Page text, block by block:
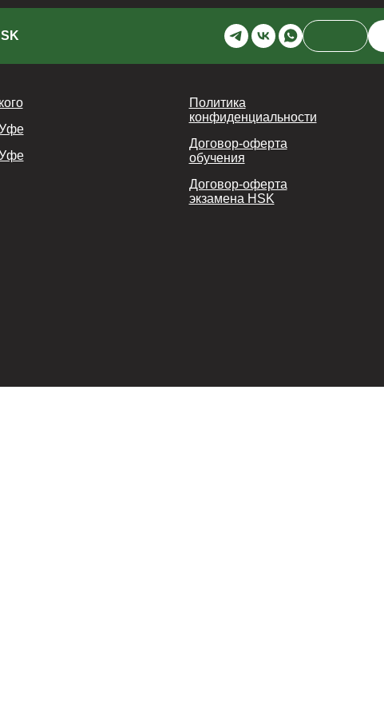
Политика
конфиденциальности
Договор-оферта
обучения
Договор-оферта
экзамена HSK